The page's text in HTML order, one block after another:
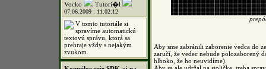
Vocko
Tutori�l
07.06.2009 : 11:02:12
V tomto tutoriále si
spravíme automatickú
textovú správu, ktorá sa
prehraje vždy s nejakým
zvukom.
Aby sme zabránili zaborenie vedca do
zaručí, že vedec nebude polozaborený
hlboko, že ho neuvidíme).